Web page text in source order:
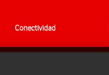
Conectividad